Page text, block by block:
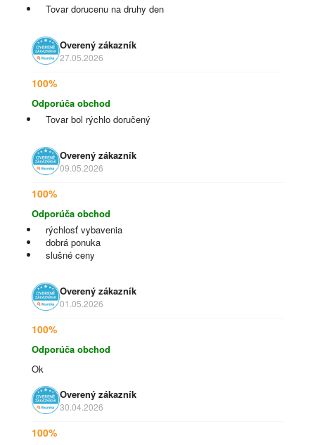
Tovar dorucenu na druhy den
Overený zákazník
27.05.2026
100%
Odporúča obchod
Tovar bol rýchlo doručený
Overený zákazník
09.05.2026
100%
Odporúča obchod
rýchlosť vybavenia
dobrá ponuka
slušné ceny
Overený zákazník
01.05.2026
100%
Odporúča obchod
Ok
Overený zákazník
30.04.2026
100%